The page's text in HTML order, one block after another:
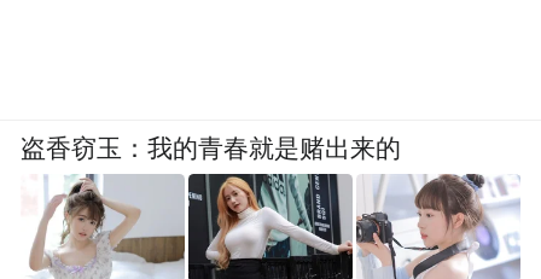
盗香窃玉：我的青春就是赌出来的